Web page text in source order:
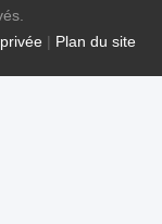
| Plan du site